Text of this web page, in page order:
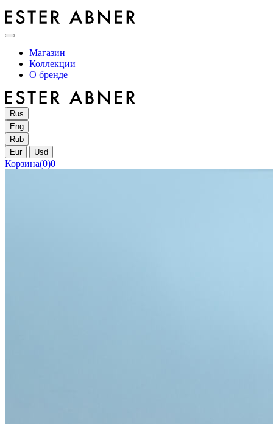
Магазин
Коллекции
О бренде
Rus
Eng
Rub
Eur
Usd
Корзина(0)0